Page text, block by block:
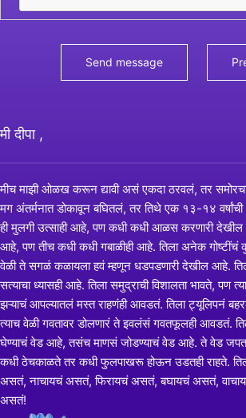
मी दीपा ,
मीच माझी ओळख करून द्यावी असं एकदा ठरवलं, तर
मग अंतर्मनात डोकावून बघितलं, तर तिथे एक १३-१४
ही मुलगी उत्साही आहे, पण कधी कधी आळस करणारी
आहे, पण तीच कधी कधी गबाळीही आहे. तिला अनेक
वेळी ते सगळं कळायला हवं म्हणून धडपडणारी देखील आहे.
सत्याचा ध्यासही आहे. तिला समुद्राची विशालता भावते, पण
झऱ्याचं आपल्यातलं मस्त राहणंही आवडतं. तिला ट्यूलिपनं
त्याच वेळी गवतावर डोलणारं ते इवलंसं गवतफूलही आवडतं.
घेण्याचं वेड आहे, तसंच माणसं जोडण्याचं वेड आहे. ते वेड
कधी ठेचकाळते तर कधी फुलपाखरू होऊन उडतही राहते.
असतं, नाचायचं असतं, फिरायचं असतं, बघायचं असतं,
असतं!